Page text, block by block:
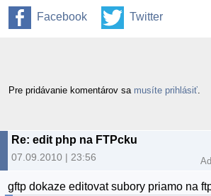
Facebook Twitter
Pre pridávanie komentárov sa musíte prihlásiť
Re: edit php na FTPcku
07.09.2010 | 23:56
gftp dokaze editovat subory priamo na